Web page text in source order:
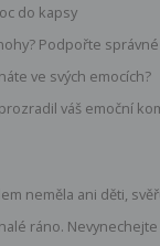
do kapsy
Podpořte
ve svých emocích?
váš emoční
neměla ani děti,
ráno.